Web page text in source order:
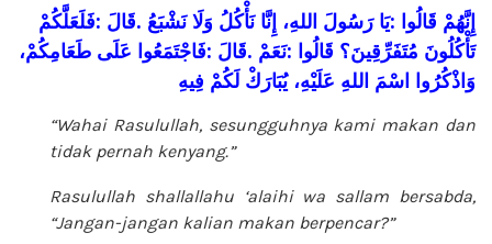
إِنَّهُمْ قَالُوا :يَا رَسُولَ اللهِ، إِنَّا نَأْكُلُ وَلَا نَشْبَعُ .قَالَ :فَلَعَلَّكُمْ
تَأْكُلُونَ مُتَفَرِّقِينَ؟ قَالُوا :نَعَمْ .قَالَ :فَاجْتَمَعُوا عَلَى طَعَامِكُمْ،
وَاذْكُرُوا اسْمَ اللهِ عَلَيْهِ، يُبَارَكْ لَكُمْ فِيهِ
“Wahai Rasulullah, sesungguhnya kami makan dan
tidak pernah kenyang.”
Rasulullah shallallahu ‘alaihi wa sallam bersabda,
“Jangan-jangan kalian makan berpencar?”